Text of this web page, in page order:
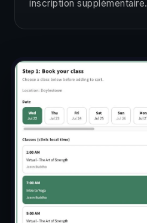
inscription supplémentaire.